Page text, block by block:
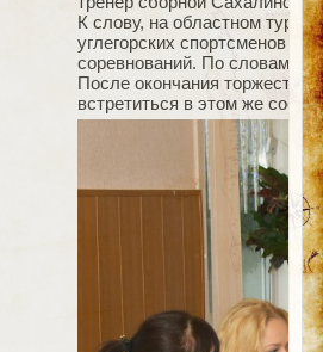
К слову, на областном
углегорских спортсменов
соревнований. По словам
После окончания
встретиться в этом же